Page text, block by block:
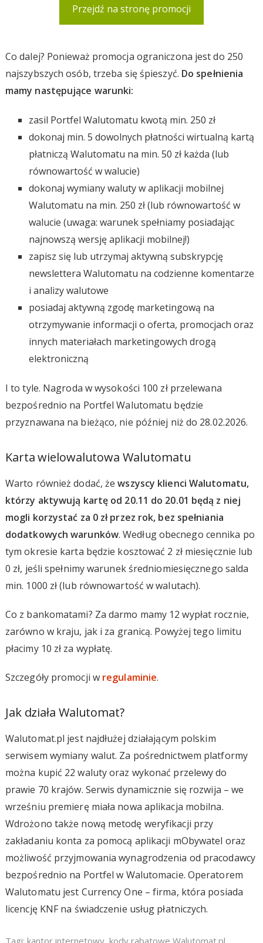
Przejdź na stronę promocji
Co dalej? Ponieważ promocja ograniczona jest do 250
najszybszych osób, trzeba się śpieszyć. Do spełnienia
mamy następujące warunki:
zasil Portfel Walutomatu kwotą min. 250 zł
dokonaj min. 5 dowolnych płatności wirtualną kartą
płatniczą Walutomatu na min. 50 zł każda (lub
równowartość w walucie)
dokonaj wymiany waluty w aplikacji mobilnej
Walutomatu na min. 250 zł (lub równowartość w
walucie (uwaga: warunek spełniamy posiadając
najnowszą wersję aplikacji mobilnej!)
zapisz się lub utrzymaj aktywną subskrypcję
newslettera Walutomatu na codzienne komentarze
i analizy walutowe
posiadaj aktywną zgodę marketingową na
otrzymywanie informacji o oferta, promocjach oraz
innych materiałach marketingowych drogą
elektroniczną
I to tyle. Nagroda w wysokości 100 zł przelewana
bezpośrednio na Portfel Walutomatu będzie
przyznawana na bieżąco, nie później niż do 28.02.2026.
Karta wielowalutowa Walutomatu
Warto również dodać, żewszyscy klienci Walutomatu,
którzy aktywują kartę od 20.11 do 20.01 będą z niej
mogli korzystać za 0 zł przez rok, bez spełniania
dodatkowych warunków. Według obecnego cennika po
tym okresie karta będzie kosztować 2 zł miesięcznie lub
0 zł, jeśli spełnimy warunek średniomiesięcznego salda
min. 1000 zł (lub równowartość w walutach).
Co z bankomatami? Za darmo mamy 12 wypłat rocznie,
zarówno w kraju, jak i za granicą. Powyżej tego limitu
płacimy 10 zł za wypłatę.
Szczegóły promocji w regulaminie.
Jak działa Walutomat?
Walutomat.pl jest najdłużej działającym polskim
serwisem wymiany walut. Za pośrednictwem platformy
można kupić 22 waluty oraz wykonać przelewy do
prawie 70 krajów. Serwis dynamicznie się rozwija – we
wrześniu premierę miała nowa aplikacja mobilna.
Wdrożono także nową metodę weryfikacji przy
zakładaniu konta za pomocą aplikacji mObywatel oraz
możliwość przyjmowania wynagrodzenia od pracodawcy
bezpośrednio na Portfel w Walutomacie. Operatorem
Walutomatu jest Currency One – firma, która posiada
licencję KNF na świadczenie usług płatniczych.
Tagi: kantor internetowy, kody rabatowe Walutomat.pl